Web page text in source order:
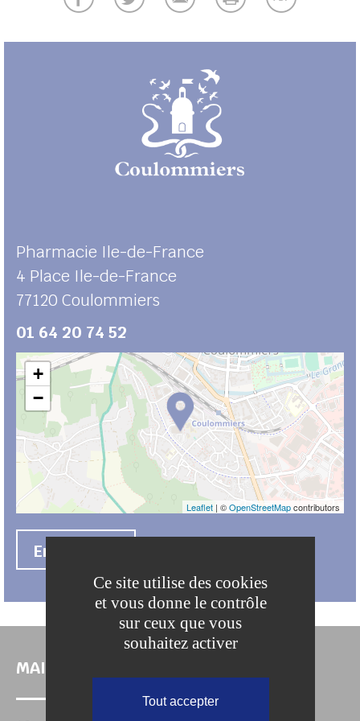
Pharmacie Ile-de-France
4 Place Ile-de-France
77120 Coulommiers
01 64 20 74 52
+
−
Leaflet | ©OpenStreetMapcontributors
En savoir +
MAIRIE DE COULOMMIERS
Ce site utilise des cookies
et vous donne le contrôle
sur ceux que vous
souhaitez activer
Tout accepter